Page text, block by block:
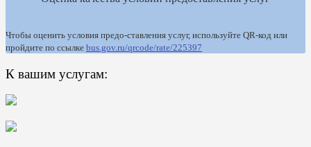
Чтобы оценить условия предо-ставления услуг, используйте QR-код или
пройдите по ссылке bus.gov.ru/qrcode/rate/225397
К вашим услугам: